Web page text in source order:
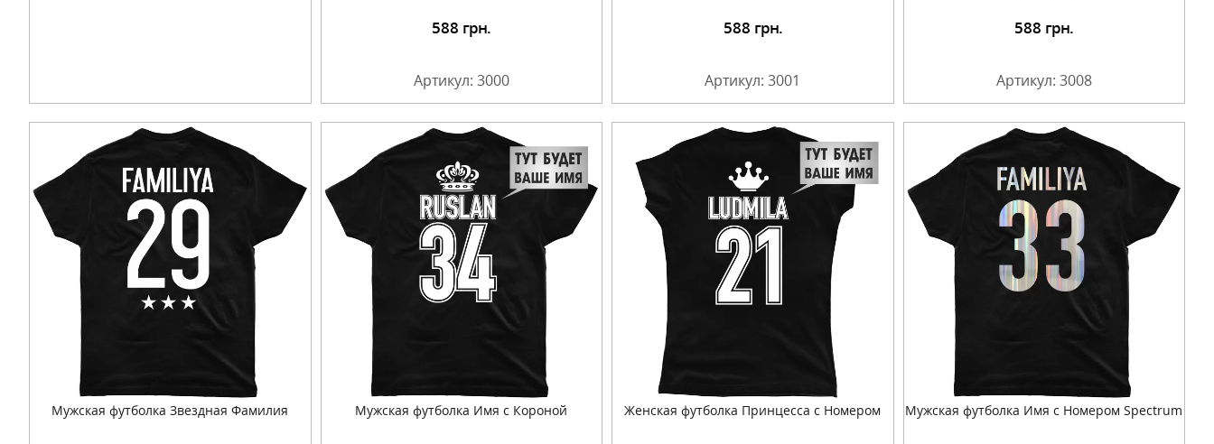
588 грн.
Артикул: 3000
Подробнее 588 грн.
Артикул: 3001
Подробнее 588 грн.
Артикул: 3008
Мужская футболка Звездная Фамилия Мужская футболка Имя с Короной Женская футболка Принцесса с Номером Мужская футболка Имя с Номером Spectrum